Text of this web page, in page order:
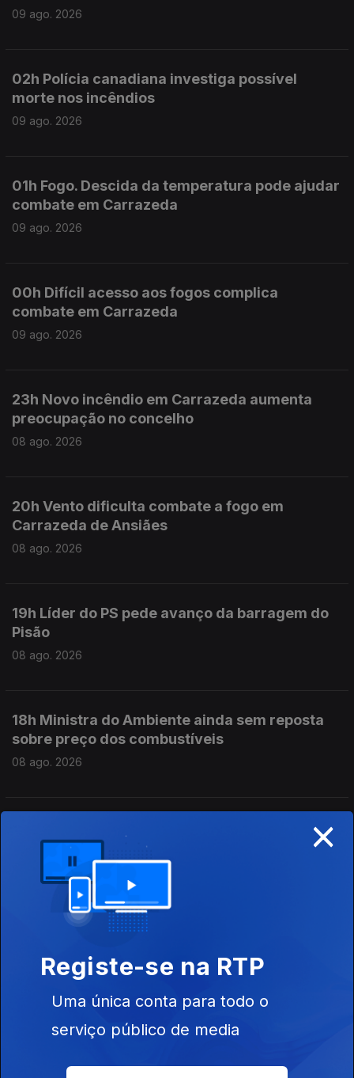
09 ago. 2026
02h Polícia canadiana investiga possível
morte nos incêndios
09 ago. 2026
01h Fogo. Descida da temperatura pode ajudar
combate em Carrazeda
09 ago. 2026
00h Difícil acesso aos fogos complica
combate em Carrazeda
09 ago. 2026
23h Novo incêndio em Carrazeda aumenta
preocupação no concelho
08 ago. 2026
20h Vento dificulta combate a fogo em
Carrazeda de Ansiães
08 ago. 2026
19h Líder do PS pede avanço da barragem do
Pisão
08 ago. 2026
18h Ministra do Ambiente ainda sem reposta
sobre preço dos combustíveis
08 ago. 2026
08 ago. 2026
16h PR defende mais proteção para crianças e
menores imigrantes
08 ago. 2026
15h As explicações de António José Seguro
×
Registe-se na RTP
Uma única conta para todo o
serviço público de media